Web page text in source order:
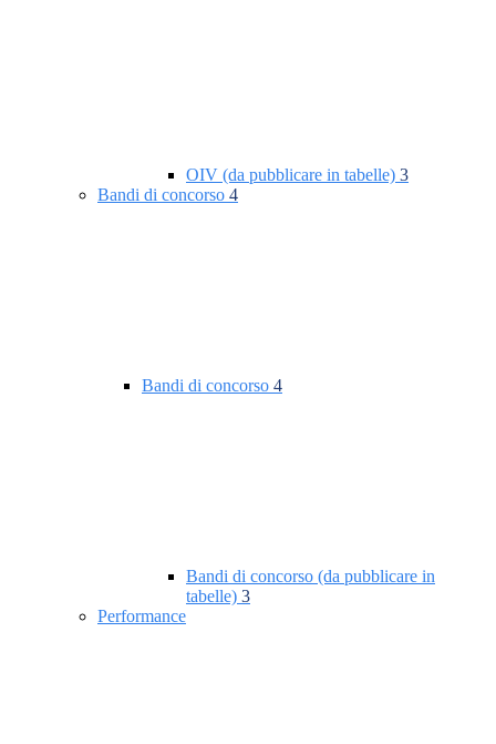
OIV (da pubblicare in tabelle) 3
Bandi di concorso 4
Bandi di concorso 4
Bandi di concorso (da pubblicare in
tabelle) 3
Performance